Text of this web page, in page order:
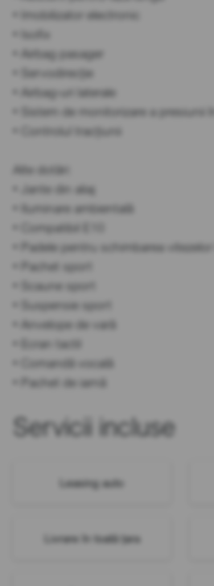
• Imobilizator electronic
• Isofix
• Airbag pasager
• Servodirecție
• Airbag-uri laterale
• Sistem de monitorizare a presiunii
• Controlul tracțiunii
Alte dotări:
• Jante din aliaj
• Iluminare ambientală
• Compatibil E10
• Padele pentru schimbarea
• Pachet sport
• Scaune sport
• Suspensie sport
• Anvelope de vară
• Ecran tactil
• Comandă vocală
• Pachet de iarnă
Servicii incluse
Leasing auto
Livrare în toată țara